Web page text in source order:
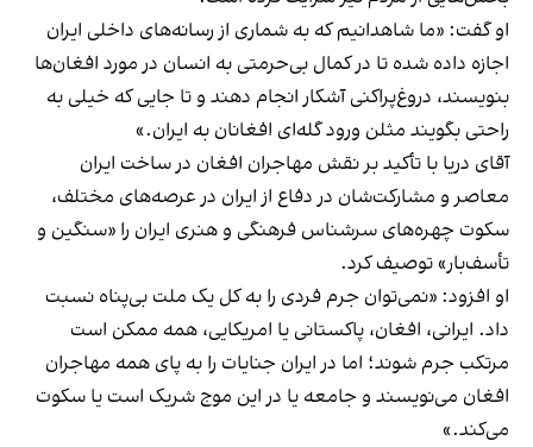
او گفت: «ما شاهدانیم که به شماری از رسانه‌های داخلی ایران
اجازه داده شده تا در کمال بی‌حرمتی به انسان در مورد افغان‌ها
بنویسند، دروغ‌پراکنی آشکار انجام دهند و تا جایی که خیلی به
راحتی بگویند مثلن ورود گله‌ای افغانان به ایران.»
آقای دریا با تأکید بر نقش مهاجران افغان در ساخت ایران
معاصر و مشارکت‌شان در دفاع از ایران در عرصه‌های مختلف،
سکوت چهره‌های سرشناس فرهنگی و هنری ایران را «سنگین و
تأسف‌بار» توصیف کرد.
او افزود: «نمی‌توان جرم فردی را به کل یک ملت بی‌پناه نسبت
داد. ایرانی، افغان، پاکستانی یا امریکایی، همه ممکن است
مرتکب جرم شوند؛ اما در ایران جنایات را به پای همه مهاجران
افغان می‌نویسند و جامعه یا در این موج شریک است یا سکوت
می‌کند.»